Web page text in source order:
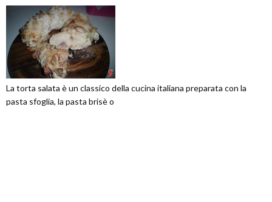
La torta salata è un classico della cucina italiana preparata con la
pasta sfoglia, la pasta brisè o